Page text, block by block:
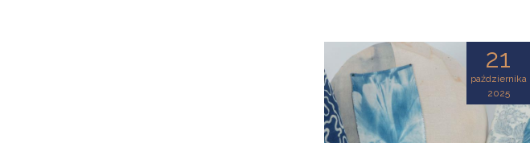
21
października
2025